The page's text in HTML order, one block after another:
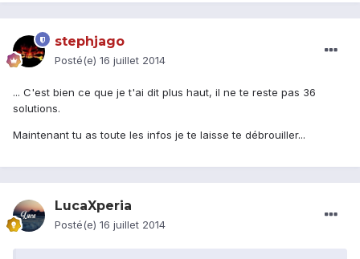
stephjago
Posté(e) 16 juillet 2014
... C'est bien ce que je t'ai dit plus haut, il ne te reste pas 36
solutions.
Maintenant tu as toute les infos je te laisse te débrouiller...
LucaXperia
Posté(e) 16 juillet 2014